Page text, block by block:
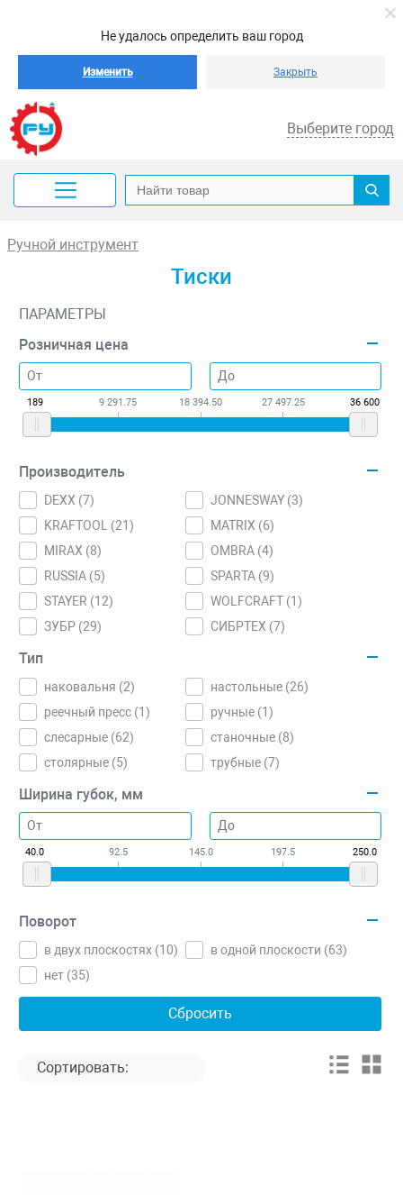
Не удалось определить ваш город
Изменить Закрыть
Выберите город
Ручной инструмент
Тиски
ПАРАМЕТРЫ
Розничная цена
189 9 291.75 18 394.50 27 497.25 36 600
Производитель
DEXX (7) JONNESWAY (3)
KRAFTOOL (21 ) MATRIX (6)
MIRAX (8) OMBRA (4)
RUSSIA (5) SPARTA (9)
STAYER (12) WOLFCRAFT (1)
ЗУБР (29) СИБРТЕХ (7)
Тип
наковальня (2) настольные (26)
реечный пресс (1 ) ручные (1)
слесарные (62) станочные (8)
столярные (5) трубные (7)
Ширина губок, мм
40.0 92.5 145.0 197.5 250.0
Поворот
в двух плоскостях (10) в одной плоскости (63)
нет (35)